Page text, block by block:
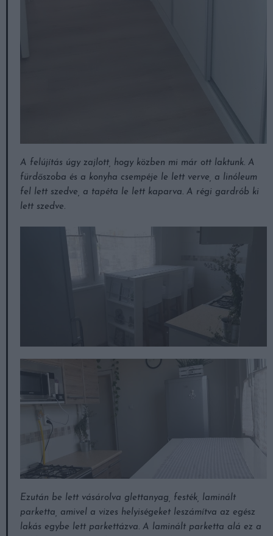
A felújítás úgy zajlott, hogy közben mi már ott laktunk. A
fürdőszoba és a konyha csempéje le lett verve, a linóleum
fel lett szedve, a tapéta le lett kaparva. A régi gardrób ki
lett szedve.
Ezután be lett vásárolva glettanyag, festék, laminált
parketta, amivel a vizes helyiségeket leszámítva az egész
lakás egybe lett parkettázva. A laminált parketta alá ez a